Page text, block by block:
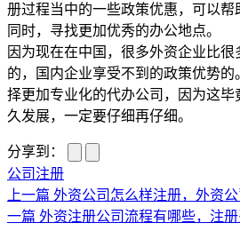
册过程当中的一些政策优惠，可以
同时，寻找更加优秀的办公地点。
因为现在在中国，很多外资企业比
的，国内企业享受不到的政策优势
择更加专业化的代办公司，因为这
久发展，一定要仔细再仔细。
分享到：
公司注册
上一篇 外资公司怎么样注册，外资公
一篇 外资注册公司流程有哪些，注